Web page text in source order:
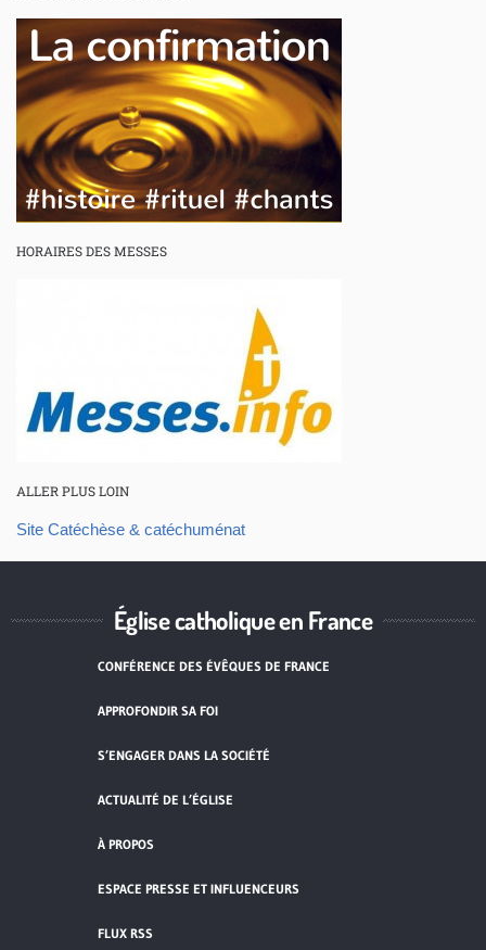
HORAIRES DES MESSES
ALLER PLUS LOIN
Site Catéchèse & catéchuménat
Église catholique en France
CONFÉRENCE DES ÉVÊQUES DE FRANCE
APPROFONDIR SA FOI
S’ENGAGER DANS LA SOCIÉTÉ
ACTUALITÉ DE L’ÉGLISE
À PROPOS
ESPACE PRESSE ET INFLUENCEURS
FLUX RSS